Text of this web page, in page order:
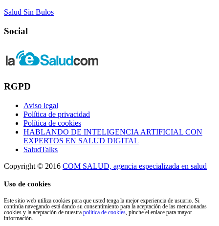
Salud Sin Bulos
Social
RGPD
Aviso legal
Política de privacidad
Política de cookies
HABLANDO DE INTELIGENCIA ARTIFICIAL CON
EXPERTOS EN SALUD DIGITAL
SaludTalks
Copyright © 2016 COM SALUD, agencia especializada en salud
Uso de cookies
Este sitio web utiliza cookies para que usted tenga la mejor experiencia de usuario. Si
continúa navegando está dando su consentimiento para la aceptación de las mencionadas
cookies y la aceptación de nuestra política de cookies , pinche el enlace para mayor
información.